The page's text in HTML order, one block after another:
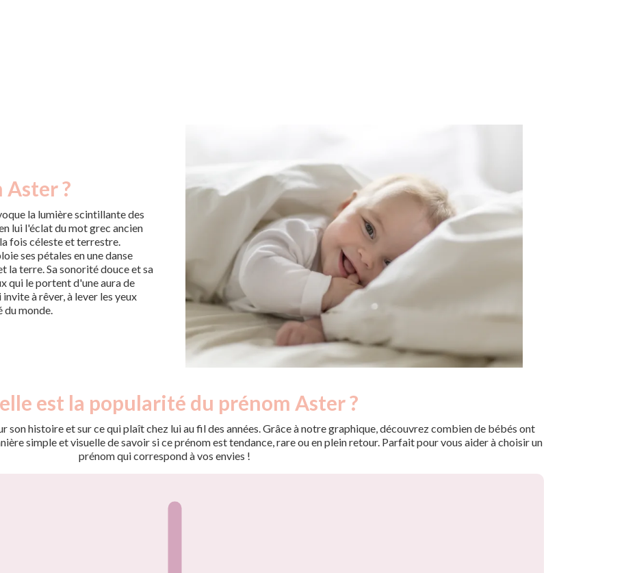
?
la lumière scintillante des
lui l'éclat du mot grec ancien
fois céleste et terrestre.
ses pétales en une danse
la terre. Sa sonorité douce et sa
qui le portent d'une aura de
à rêver, à lever les yeux
monde.
est la popularité du prénom Aster ?
son histoire et sur ce qui plaît chez lui au fil des années. Grâce à notre graphique, découvrez combien de bébés ont
simple et visuelle de savoir si ce prénom est tendance, rare ou en plein retour. Parfait pour vous aider à choisir un
prénom qui correspond à vos envies !